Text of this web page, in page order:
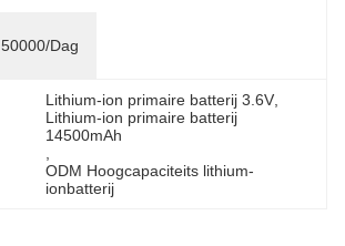
50000/dag
Lithium-ion primaire batterij 3.6V
Lithium-ion primaire batterij
14500mAh
ODM Hoogcapaciteits lithium-
ionbatterij